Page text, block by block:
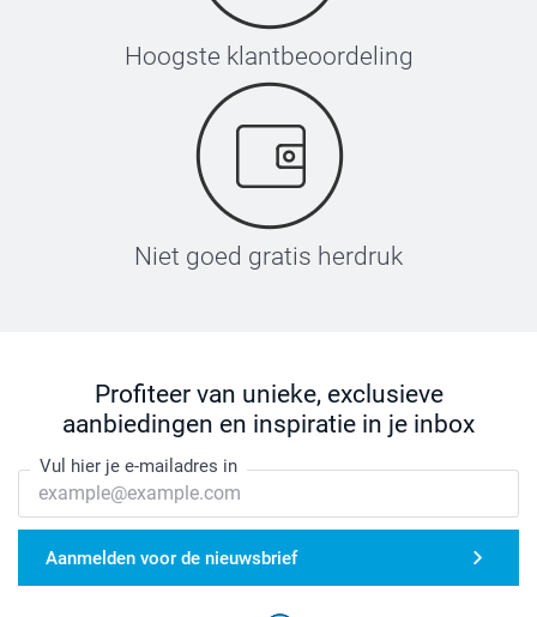
Hoogste klantbeoordeling
Niet goed gratis herdruk
Profiteer van unieke, exclusieve
aanbiedingen en inspiratie in je inbox
Vul hier je e-mailadres in
Aanmelden voor de nieuwsbrief